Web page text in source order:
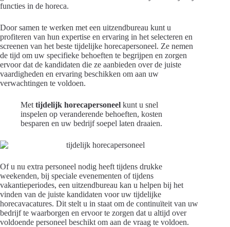
functies in de horeca.
Door samen te werken met een uitzendbureau kunt u
profiteren van hun expertise en ervaring in het selecteren en
screenen van het beste tijdelijke horecapersoneel. Ze nemen
de tijd om uw specifieke behoeften te begrijpen en zorgen
ervoor dat de kandidaten die ze aanbieden over de juiste
vaardigheden en ervaring beschikken om aan uw
verwachtingen te voldoen.
Met tijdelijk horecapersoneel kunt u snel
inspelen op veranderende behoeften, kosten
besparen en uw bedrijf soepel laten draaien.
Of u nu extra personeel nodig heeft tijdens drukke
weekenden, bij speciale evenementen of tijdens
vakantieperiodes, een uitzendbureau kan u helpen bij het
vinden van de juiste kandidaten voor uw tijdelijke
horecavacatures. Dit stelt u in staat om de continuïteit van uw
bedrijf te waarborgen en ervoor te zorgen dat u altijd over
voldoende personeel beschikt om aan de vraag te voldoen.